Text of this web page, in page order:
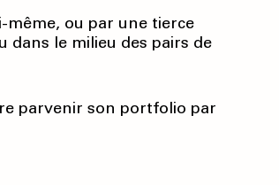
même, ou par une tierce
dans le milieu des pairs de
parvenir son portfolio par